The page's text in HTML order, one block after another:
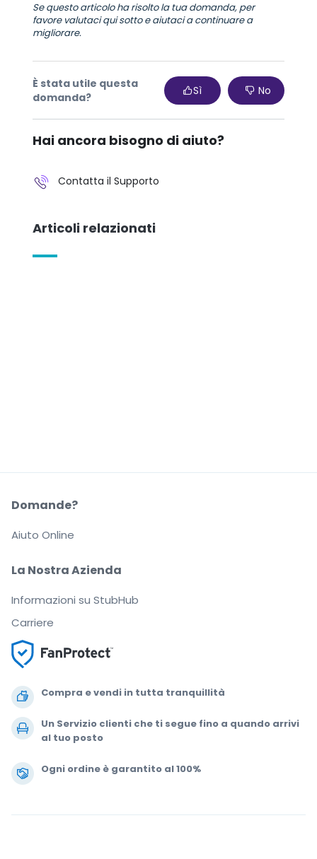
Se questo articolo ha risolto la tua domanda, per
favore valutaci qui sotto e aiutaci a continuare a
migliorare.
È stata utile questa
domanda?
Sì No
Hai ancora bisogno di aiuto?
Contatta il Supporto
Articoli relazionati
Compra e vendi in tutta tranquillità
Un Servizio clienti che ti segue fino a quando arrivi
al tuo posto
Ogni ordine è garantito al 100%
La Nostra Azienda
Informazioni su StubHub
Carriere
Domande?
Aiuto Online